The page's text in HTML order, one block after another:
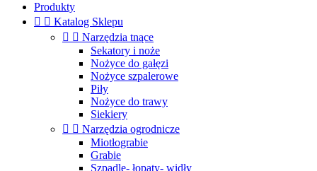
Produkty
  Katalog Sklepu
  Narzędzia tnące
Sekatory i noże
Nożyce do gałęzi
Nożyce szpalerowe
Piły
Nożyce do trawy
Siekiery
  Narzędzia ogrodnicze
Miotłograbie
Grabie
Szpadle- łopaty- widły